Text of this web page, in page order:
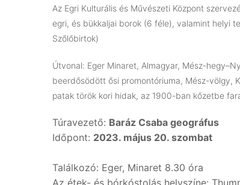
Az Egri Kulturális és Művészeti Központ
egri, és bükkaljai borok (6 féle), valamint helyi
Szőlőbirtok)
Útvonal: Eger Minaret, Almagyar, Mész-
beerdősödött ősi promontóriuma, Mész-völgy,
patak török kori hidak, az 1900-ban kőzetbe
Túravezető: Baráz Csaba geográfus
Időpont: 2023. május 20. szombat
Találkozó: Eger, Minaret 8.30 óra
Az étek- és bórkóstolás helyszíne: